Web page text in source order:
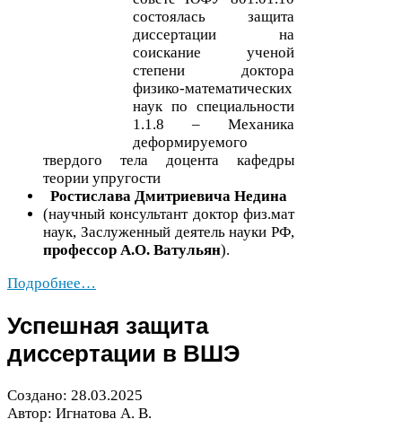
состоялась защита
диссертации на
соискание ученой
степени доктора
физико-​математических
наук по специальности
1 .1 .8 – Механика
деформируемого
твердого тела доцента кафедры
теории упругости
Ростислава Дмитриевича Недина
(научный консультант доктор физ.мат
наук, Заслуженный деятель наукиРФ,
профессор А.О. Ватульян).
Подробнее…
Успешная защита
диссертации в ВШЭ
Создано: 28.03.2025
Автор: Игнатова А. В.